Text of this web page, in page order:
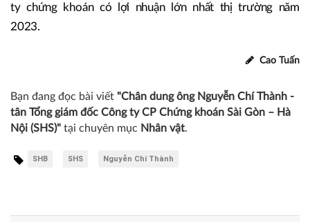
ty chứng khoán có lợi nhuận lớn nhất thị trường năm
2023.
Cao Tuấn
Bạn đang đọc bài viết "Chân dung ông Nguyễn Chí Thành -
tân Tổng giám đốc Công ty CP Chứng khoán Sài Gòn – Hà
Nội (SHS)" tại chuyên mục Nhân vật.
SHB SHS Nguyễn Chí Thành